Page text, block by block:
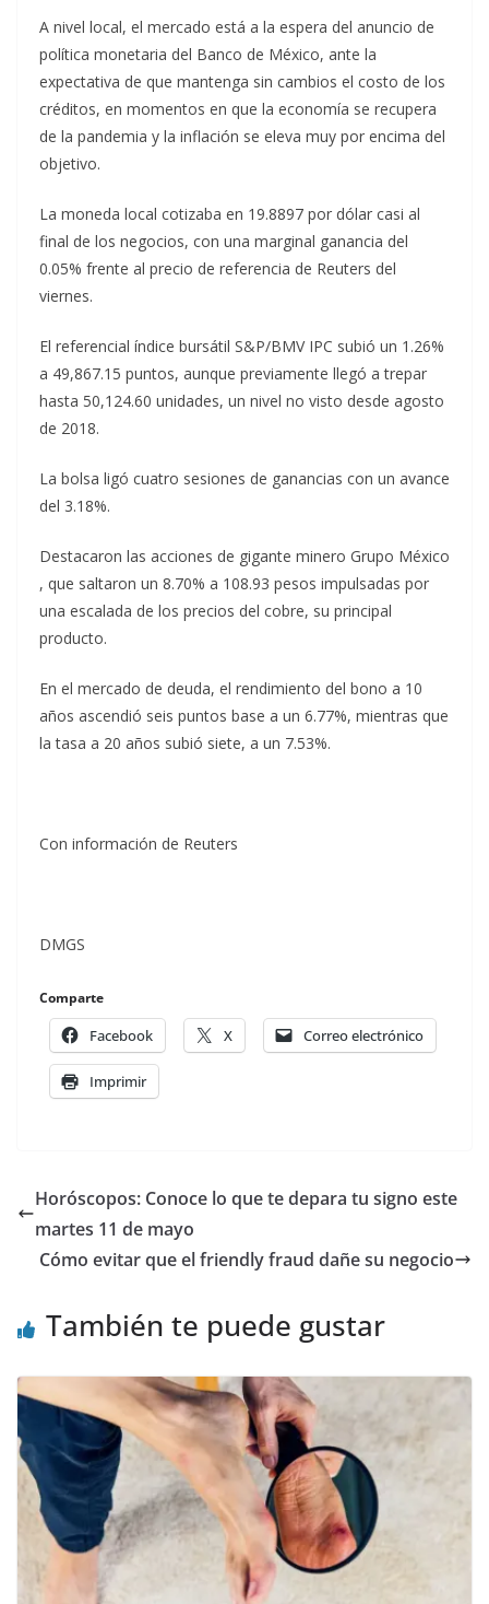
A nivel local, el mercado está a la espera del anuncio de
política monetaria del Banco de México, ante la
expectativa de que mantenga sin cambios el costo de los
créditos, en momentos en que la economía se recupera
de la pandemia y la inflación se eleva muy por encima del
objetivo.
La moneda local cotizaba en 19.8897 por dólar casi al
final de los negocios, con una marginal ganancia del
0.05% frente al precio de referencia de Reuters del
viernes.
El referencial índice bursátil S&P/BMV IPC subió un 1.26%
a 49,867.15 puntos, aunque previamente llegó a trepar
hasta 50,124.60 unidades, un nivel no visto desde agosto
de 2018.
La bolsa ligó cuatro sesiones de ganancias con un avance
del 3.18%.
Destacaron las acciones de gigante minero Grupo México
, que saltaron un 8.70% a 108.93 pesos impulsadas por
una escalada de los precios del cobre, su principal
producto.
En el mercado de deuda, el rendimiento del bono a 10
años ascendió seis puntos base a un 6.77%, mientras que
la tasa a 20 años subió siete, a un 7.53%.
Con información de Reuters
DMGS
Comparte
Facebook X Correo electrónico
Imprimir
Horóscopos: Conoce lo que te depara tu signo este
martes 11 de mayo
Cómo evitar que el friendly fraud dañe su negocio
También te puede gustar